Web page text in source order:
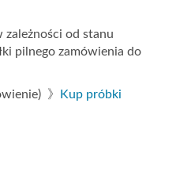
zależności od stanu
pilnego zamówienia do
》
Kup próbki